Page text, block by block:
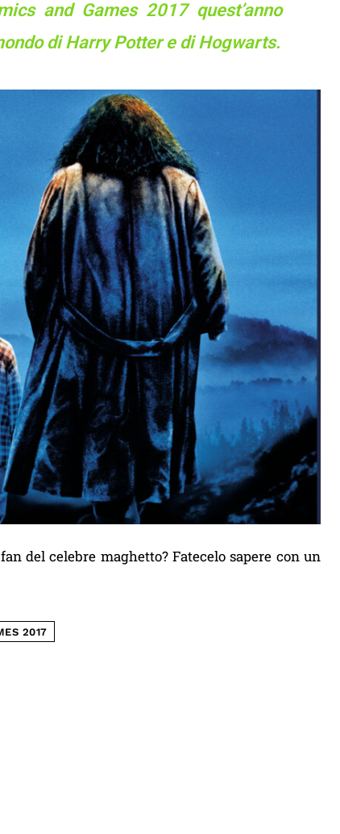
and Games 2017 quest’anno
di Harry Potter e di Hogwarts.
del celebre maghetto? Fatecelo sapere con un
2017